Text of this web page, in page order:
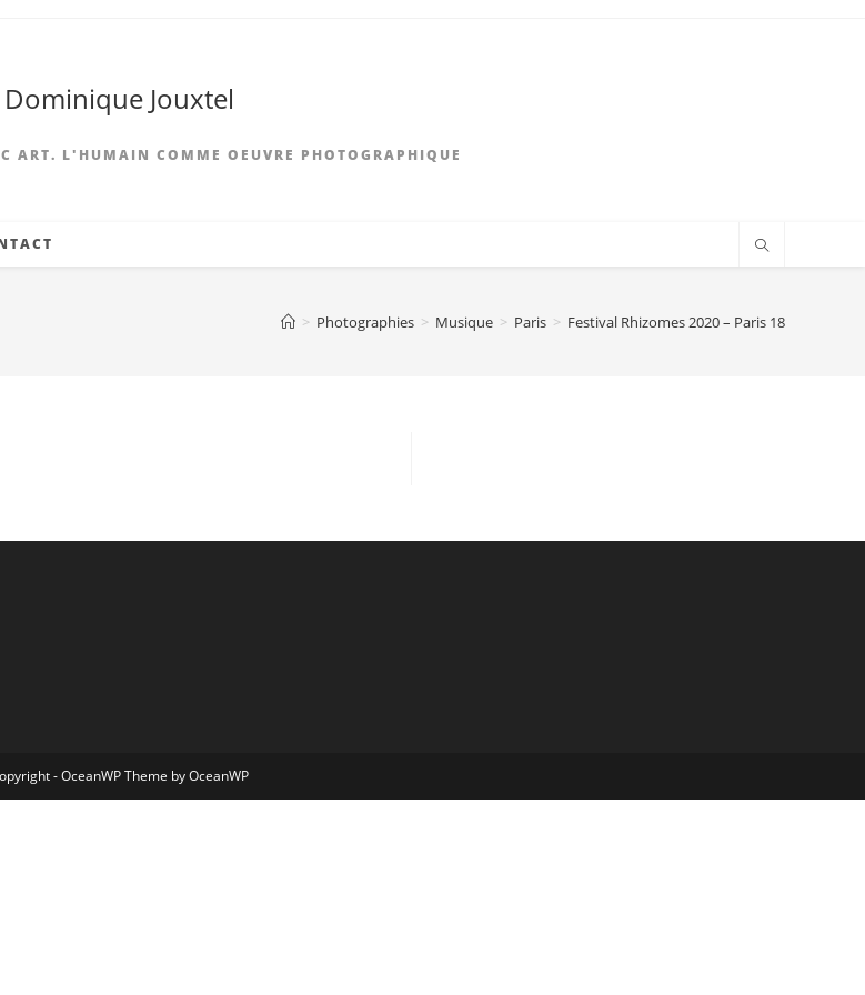
Dominique Jouxtel
ART. L'HUMAIN COMME OEUVRE PHOTOGRAPHIQUE
> Photographies > Musique > Paris > Festival Rhizomes 2020 – Paris 18
- OceanWP Theme by OceanWP